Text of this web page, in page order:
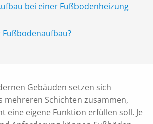
bei einer Fußbodenheizung
Gebäuden setzen sich
mehreren Schichten zusammen,
eine eigene Funktion erfüllen soll. Je